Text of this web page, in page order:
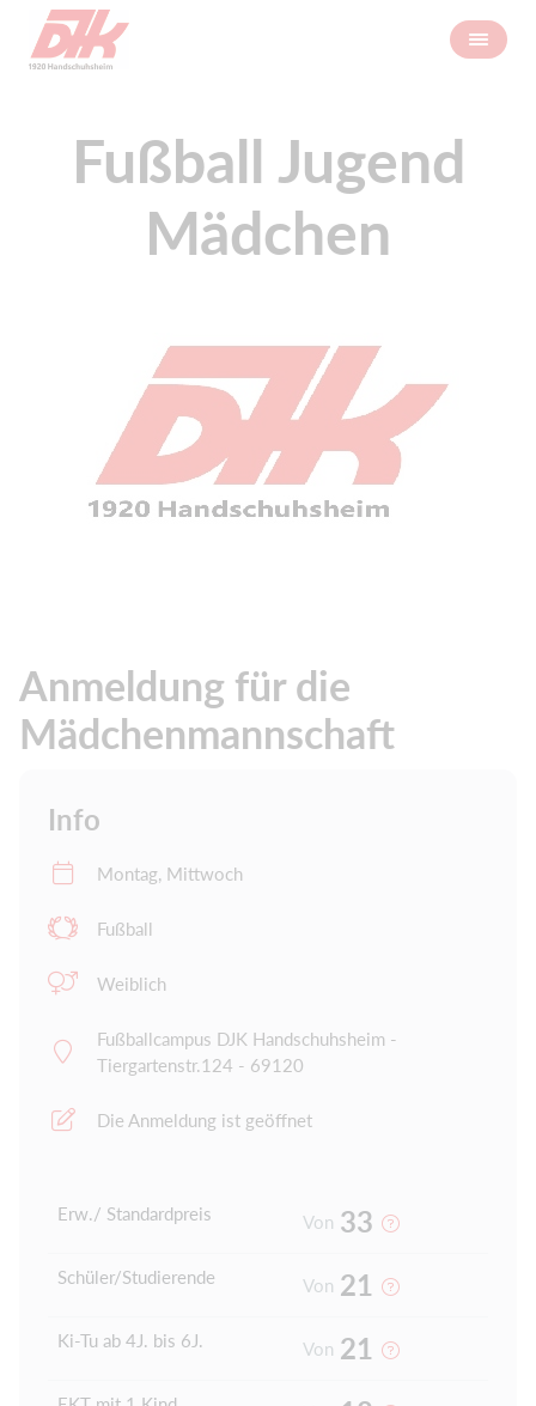
Fußball Jugend
Mädchen
Anmeldung für die
Mädchenmannschaft
Info
Montag, Mittwoch
Fußball
Weiblich
Fußballcampus DJK Handschuhsheim -
Tiergartenstr.124 - 69120
Die Anmeldung ist geöffnet
Erw./ Standardpreis Von 33
Schüler/Studierende Von 21
Ki-Tu ab 4J. bis 6J. Von 21